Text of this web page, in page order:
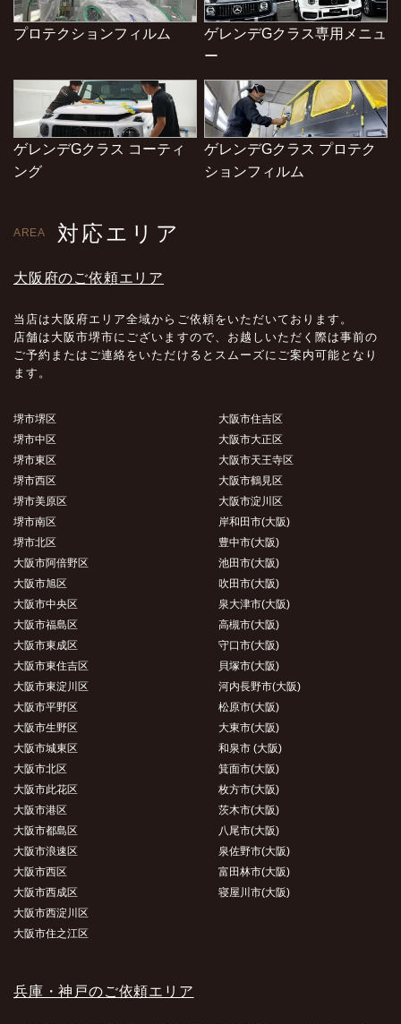
プロテクションフィルム
ゲレンデGクラス専用メニュ
ー
ゲレンデGクラス コーティ
ング
ゲレンデGクラス プロテク
ションフィルム
AREA 対応エリア
大阪府のご依頼エリア
当店は大阪府エリア全域からご依頼をいただいております。
店舗は大阪市堺市にございますので、お越しいただく際は事前の
ご予約またはご連絡をいただけるとスムーズにご案内可能となり
ます。
堺市堺区
堺市中区
堺市東区
堺市西区
堺市美原区
堺市南区
堺市北区
大阪市阿倍野区
大阪市旭区
大阪市中央区
大阪市福島区
大阪市東成区
大阪市東住吉区
大阪市東淀川区
大阪市平野区
大阪市生野区
大阪市城東区
大阪市北区
大阪市此花区
大阪市港区
大阪市都島区
大阪市浪速区
大阪市西区
大阪市西成区
大阪市西淀川区
大阪市住之江区
大阪市住吉区
大阪市大正区
大阪市天王寺区
大阪市鶴見区
大阪市淀川区
岸和田市(大阪)
豊中市(大阪)
池田市(大阪)
吹田市(大阪)
泉大津市(大阪)
高槻市(大阪)
守口市(大阪)
貝塚市(大阪)
河内長野市(大阪)
松原市(大阪)
大東市(大阪)
和泉市 (大阪)
箕面市(大阪)
枚方市(大阪)
茨木市(大阪)
八尾市(大阪)
泉佐野市(大阪)
富田林市(大阪)
寝屋川市(大阪)
兵庫・神戸のご依頼エリア